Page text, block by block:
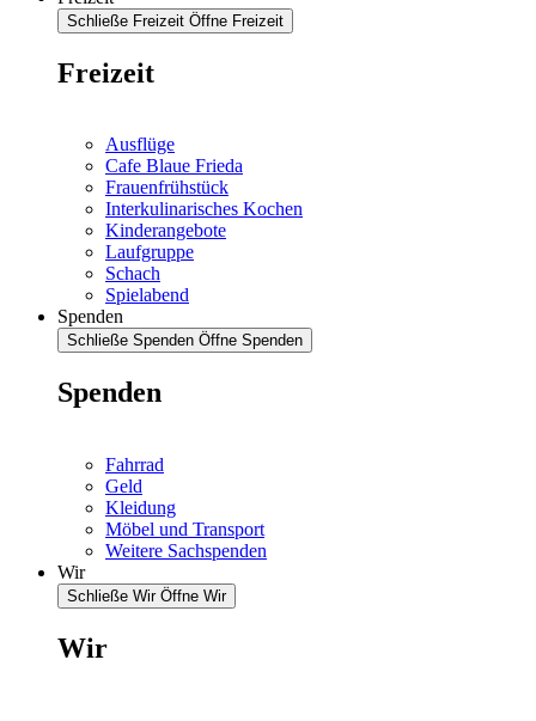
Schließe Freizeit Öffne Freizeit
Freizeit
Ausflüge
Cafe Blaue Frieda
Frauenfrühstück
Interkulinarisches Kochen
Kinderangebote
Laufgruppe
Schach
Spielabend
Spenden
Schließe Spenden Öffne Spenden
Spenden
Fahrrad
Geld
Kleidung
Möbel und Transport
Weitere Sachspenden
Wir
Schließe Wir Öffne Wir
Wir